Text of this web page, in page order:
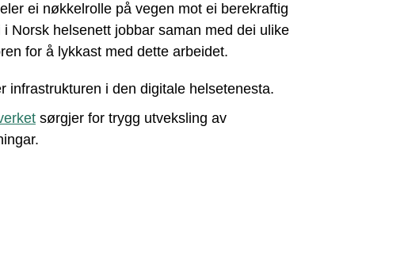
ei nøkkelrolle på vegen mot ei berekraftig
i Norsk helsenett jobbar saman med dei ulike
for å lykkast med dette arbeidet.
infrastrukturen i den digitale helsetenesta.
sørgjer for trygg utveksling av